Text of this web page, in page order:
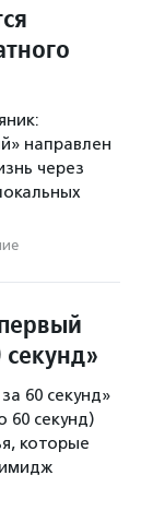
направлен
через
секунд»
60 секунд»
60 секунд)
которые